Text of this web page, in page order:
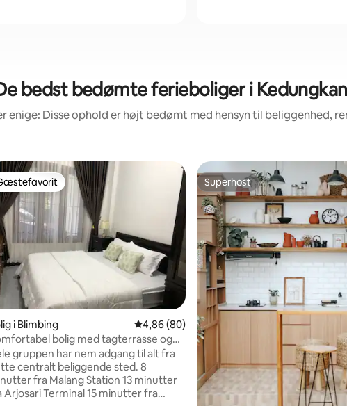
bedst bedømte ferieboliger i
enige: Disse ophold er højt bedømt med hensyn til beliggenhed,
bedømmelse, 55 omtaler
i Blimbing 4,86 ud af 5 i gennemsnitlig bedømmelse, 80
4,86 (80)
bolig med tagterrasse og
gruppen har nem adgang til alt fra
centralt beliggende sted. 8
fra Malang Station 13 minutter
Arjosari Terminal 15 minutter fra
Superhost
Superhost